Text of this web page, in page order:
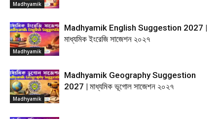
Madhyamik
Madhyamik
Madhyamik English Suggestion 2027 |
মাধ্যমিক ইংরেজি সাজেশন ২০২৭
Madhyamik
Madhyamik Geography Suggestion
2027 | মাধ্যমিক ভূগোল সাজেশন ২০২৭